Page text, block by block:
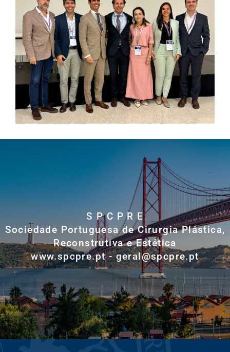
S P C P R E
Sociedade Portuguesa de Cirurgia Plástica,
Reconstrutiva e Estética
www.spcpre.pt - geral@spcpre.pt